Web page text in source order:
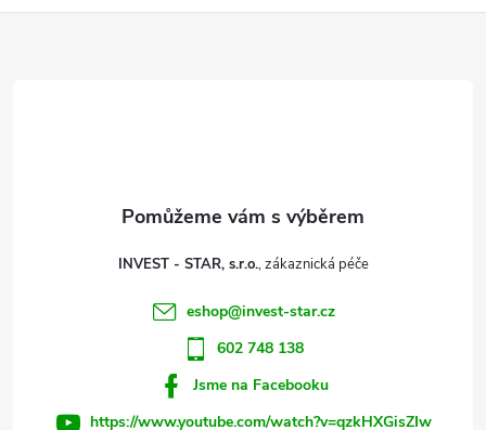
c
INVEST - STAR, s.r.o.
eshop@invest-star.cz
602 748 138
Jsme na Facebooku
https://www.youtube.com/watch?v=qzkHXGisZIw